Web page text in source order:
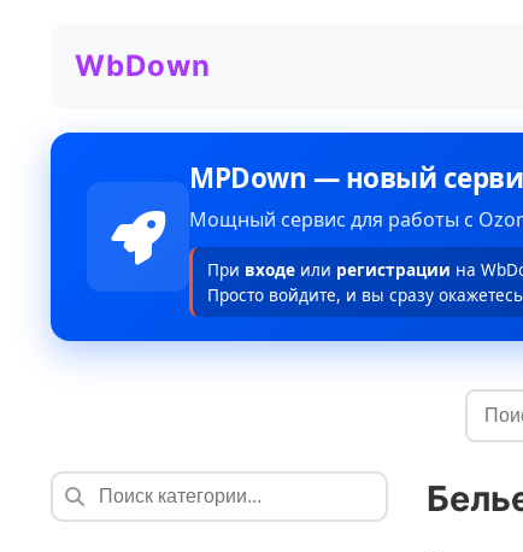
WbDown
MPDown — новый
Мощный сервис для работы с
При входе или регистрации на
Просто войдите, и вы сразу